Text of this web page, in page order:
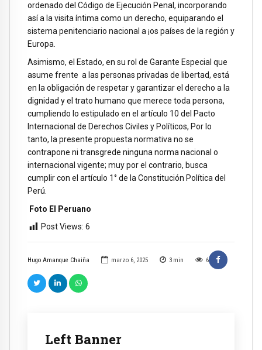
Hugo Amanque Chaiña marzo 6, 2025 3 min 6
Left Banner
ordenado del Código de Ejecución Penal, incorporando
así a la visita íntima como un derecho, equiparando el
sistema penitenciario nacional a ¡os países de la región y
Europa.
Asimismo, el Estado, en su rol de Garante Especial que
asume frente a las personas privadas de libertad, está
en Ia obligación de respetar y garantizar el derecho a la
dignidad y el trato humano que merece toda persona,
cumpliendo lo estipulado en el artículo 10 del Pacto
Internacional de Derechos Civiles y Políticos, Por lo
tanto, la presente propuesta normativa no se
contrapone ni transgrede ninguna norma nacional o
internacional vigente; muy por el contrario, busca
cumplir con el artículo 1° de la Constitución Política del
Perú.
Foto El Peruano
Post Views: 6